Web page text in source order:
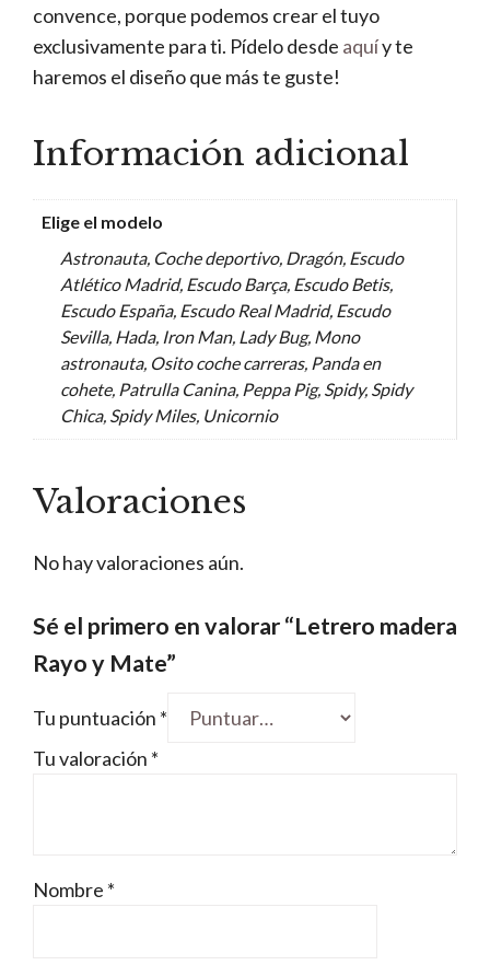
convence, porque podemos crear el tuyo
exclusivamente para ti. Pídelo desde aquíy te
haremos el diseño que más te guste!
Información adicional
Elige el modelo
Astronauta, Coche deportivo, Dragón, Escudo
Atlético Madrid, Escudo Barça, Escudo Betis,
Escudo España, Escudo Real Madrid, Escudo
Sevilla, Hada, Iron Man, Lady Bug, Mono
astronauta, Osito coche carreras, Panda en
cohete, Patrulla Canina, Peppa Pig, Spidy, Spidy
Chica, Spidy Miles, Unicornio
Valoraciones
No hay valoraciones aún.
Sé el primero en valorar “Letrero madera
Rayo y Mate”
Tu puntuación *
Tu valoración *
Nombre *